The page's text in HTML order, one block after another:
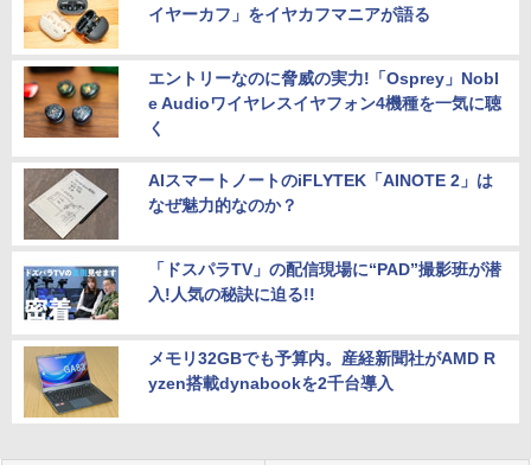
イヤーカフ」をイヤカフマニアが語る
エントリーなのに脅威の実力!「Osprey」Nobl
e Audioワイヤレスイヤフォン4機種を一気に聴
く
AIスマートノートのiFLYTEK「AINOTE 2」は
なぜ魅力的なのか？
「ドスパラTV」の配信現場に“PAD”撮影班が潜
入!人気の秘訣に迫る!!
メモリ32GBでも予算内。産経新聞社がAMD R
yzen搭載dynabookを2千台導入